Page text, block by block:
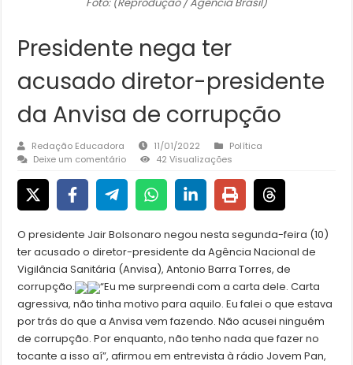
Foto: (Reprodução / Agência Brasil)
Presidente nega ter
acusado diretor-presidente
da Anvisa de corrupção
Redação Educadora 11/01/2022
Política
Deixe um comentário
42 Visualizações
O presidente Jair Bolsonaro negou nesta segunda-feira (10)
ter acusado o diretor-presidente da Agência Nacional de
Vigilância Sanitária (Anvisa), Antonio Barra Torres, de
corrupção.
“Eu me surpreendi com a carta dele. Carta
agressiva, não tinha motivo para aquilo. Eu falei o que estava
por trás do que a Anvisa vem fazendo. Não acusei ninguém
de corrupção. Por enquanto, não tenho nada que fazer no
tocante a isso aí”, afirmou em entrevista à rádio Jovem Pan,